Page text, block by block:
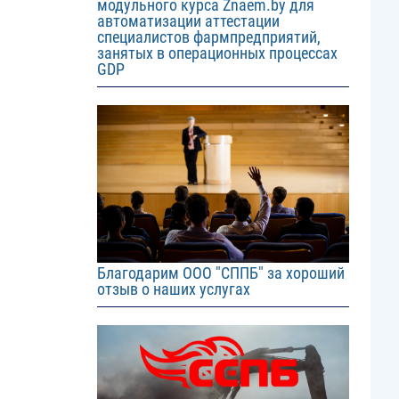
модульного курса Znaem.by для
автоматизации аттестации
специалистов фармпредприятий,
занятых в операционных процессах
GDP
Image
Благодарим ООО "СППБ" за хороший
отзыв о наших услугах